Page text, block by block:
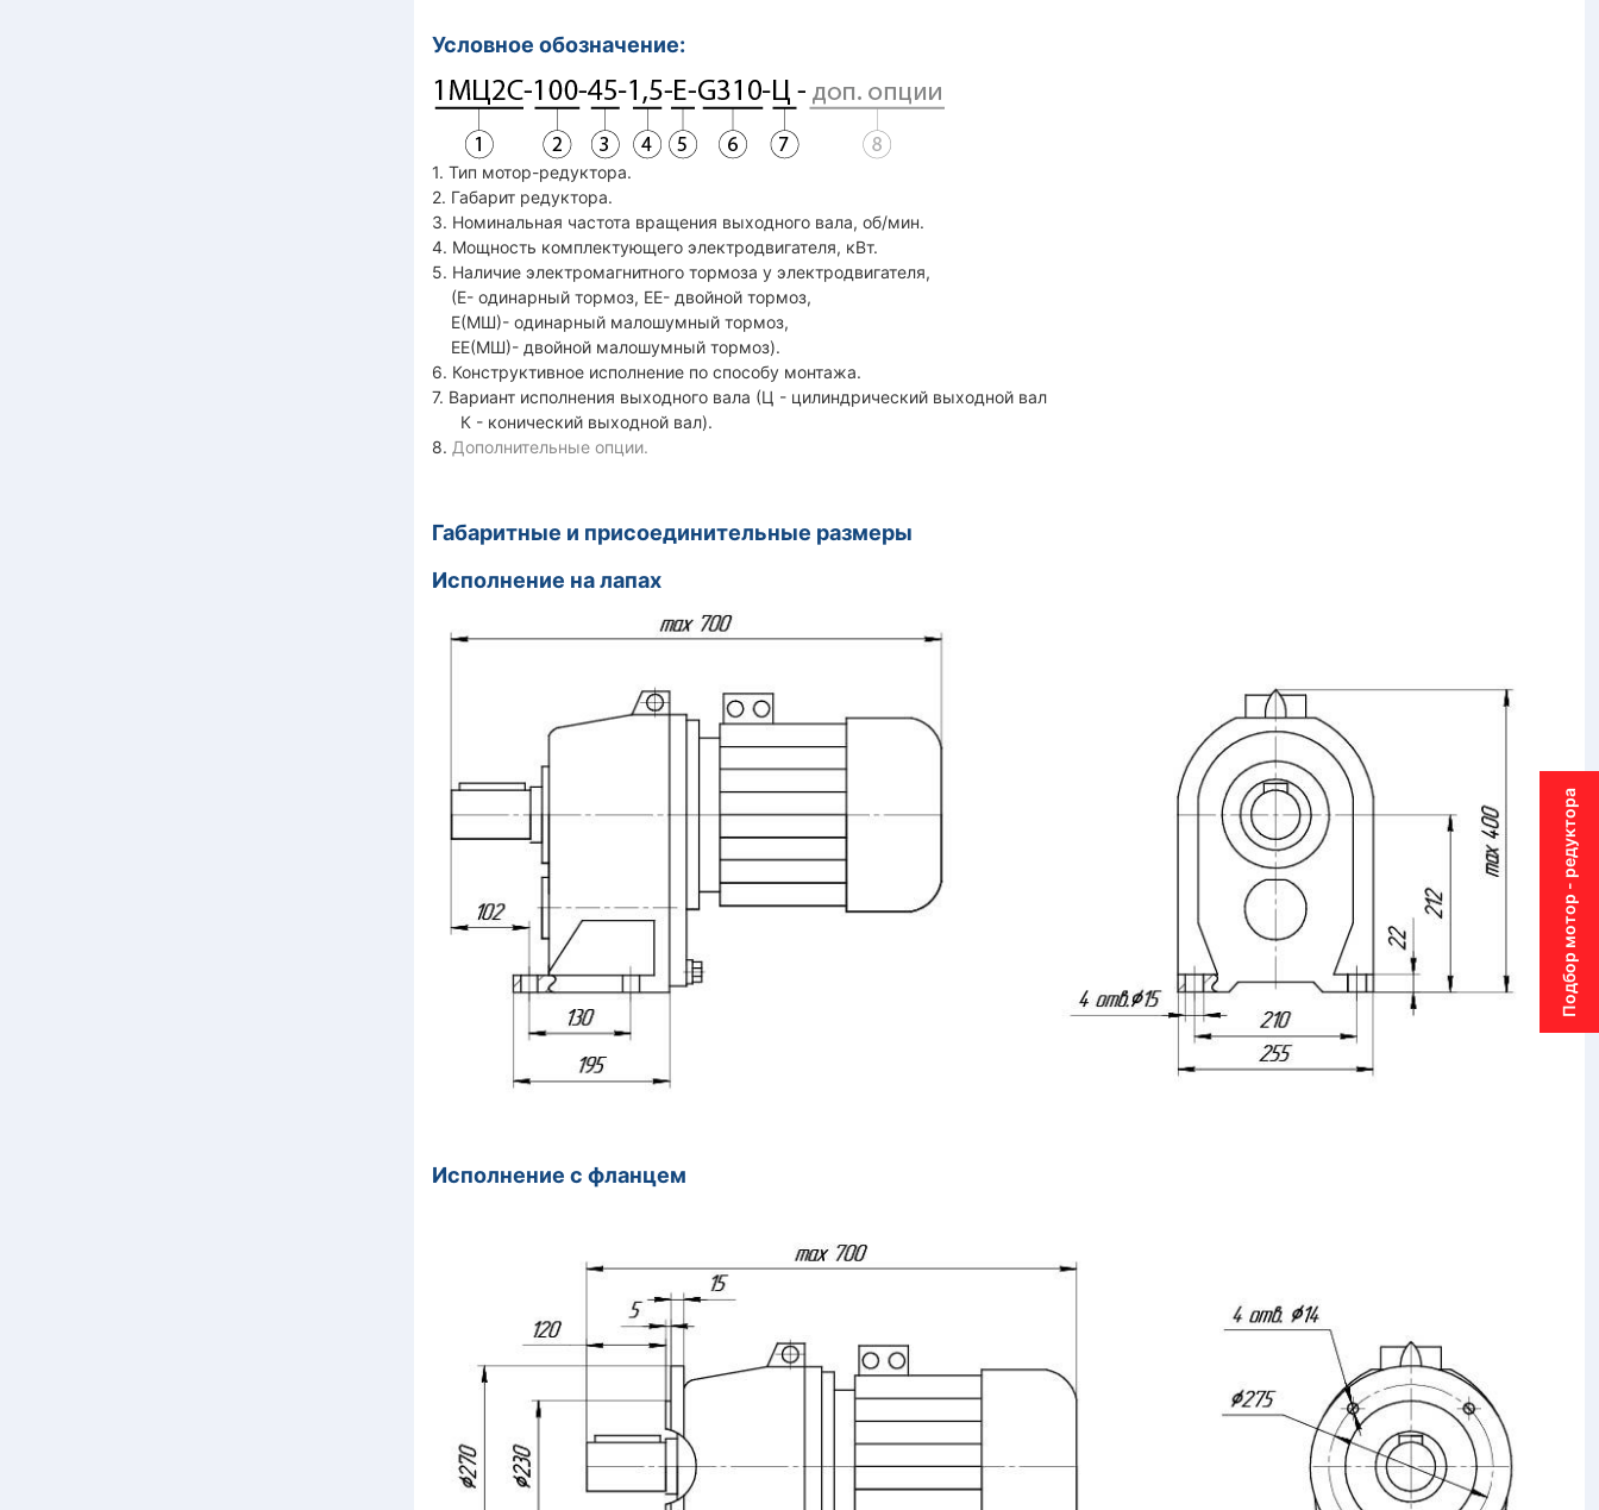
Подбор мотор - редуктора
Условное обозначение:
1. Тип мотор-редуктора.
2. Габарит редуктора.
3. Номинальная частота вращения выходного вала, об/мин.
4. Мощность комплектующего электродвигателя, кВт.
5. Наличие электромагнитного тормоза у электродвигателя,
(Е- одинарный тормоз, ЕЕ- двойной тормоз,
Е(МШ)- одинарный малошумный тормоз,
ЕЕ(МШ)- двойной малошумный тормоз).
6. Конструктивное исполнение по способу монтажа.
7. Вариант исполнения выходного вала (Ц - цилиндрический выходной вал
К - конический выходной вал).
8. Дополнительные опции.
Габаритные и присоединительные размеры
Исполнение на лапах
Исполнение с фланцем